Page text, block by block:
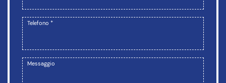
Telefono *
Messaggio